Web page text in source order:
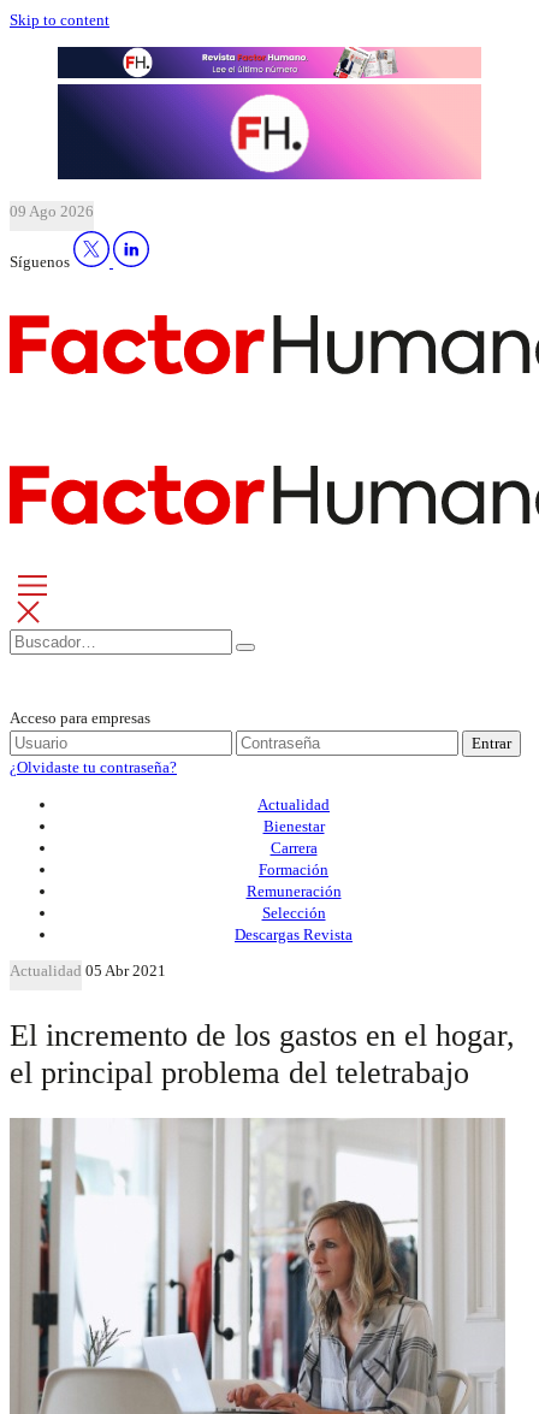
Skip to content
09 Ago 2026
Síguenos
Acceso para empresas
Entrar
¿Olvidaste tu contraseña?
Actualidad
Bienestar
Carrera
Formación
Remuneración
Selección
Descargas Revista
Actualidad 05 Abr 2021
El incremento de los gastos en el hogar,
el principal problema del teletrabajo